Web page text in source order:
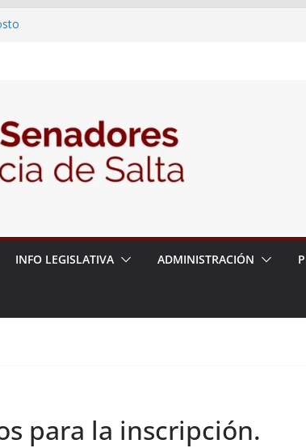
26 – Créase el Ente Salteño
INFO LEGISLATIVA ADMINISTRACIÓN
para la inscripción.